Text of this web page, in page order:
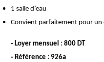
1 salle d’eau
Convient parfaitement pour un
- Loyer mensuel : 800 DT
- Référence : 926a